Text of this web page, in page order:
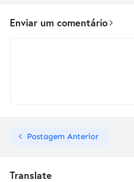
Enviar um comentário
Postagem Anterior
Translate